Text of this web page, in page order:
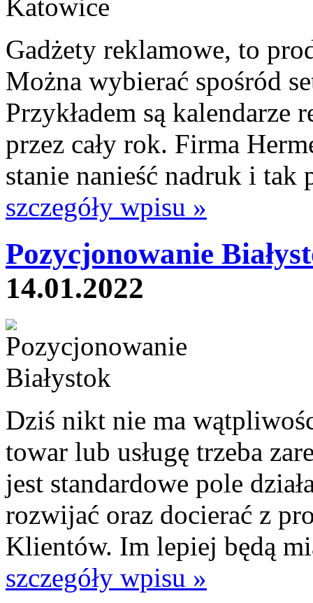
Gadżety reklamowe, to
Można wybierać spośród
Przykładem są kalendarze
przez cały rok. Firma
stanie nanieść nadruk i tak
szczegóły wpisu »
Pozycjonowanie
14.01.2022
Dziś nikt nie ma
towar lub usługę trzeba
jest standardowe pole
rozwijać oraz docierać z
Klientów. Im lepiej będą
szczegóły wpisu »